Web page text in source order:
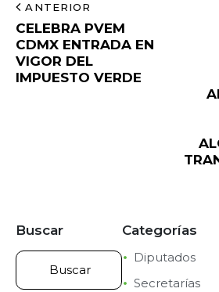
ANTERIOR
CELEBRA PVEM
CDMX ENTRADA EN
VIGOR DEL
IMPUESTO VERDE
Buscar Categorías
Diputados
Secretarías